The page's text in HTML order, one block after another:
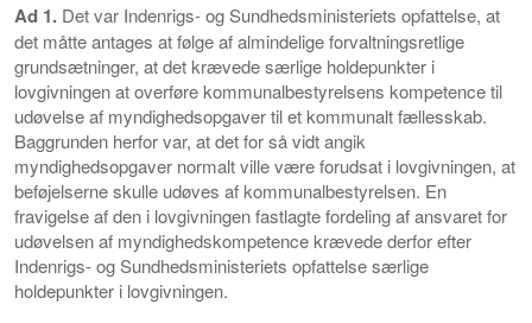
Ad 1. Det var Indenrigs- og Sundhedsministeriets opfattelse, at
det måtte antages at følge af almindelige forvaltningsretlige
grundsætninger, at det krævede særlige holdepunkter i
lovgivningen at overføre kommunalbestyrelsens kompetence til
udøvelse af myndighedsopgaver til et kommunalt fællesskab.
Baggrunden herfor var, at det for så vidt angik
myndighedsopgaver normalt ville være forudsat i lovgivningen, at
beføjelserne skulle udøves af kommunalbestyrelsen. En
fravigelse af den i lovgivningen fastlagte fordeling af ansvaret for
udøvelsen af myndighedskompetence krævede derfor efter
Indenrigs- og Sundhedsministeriets opfattelse særlige
holdepunkter i lovgivningen.